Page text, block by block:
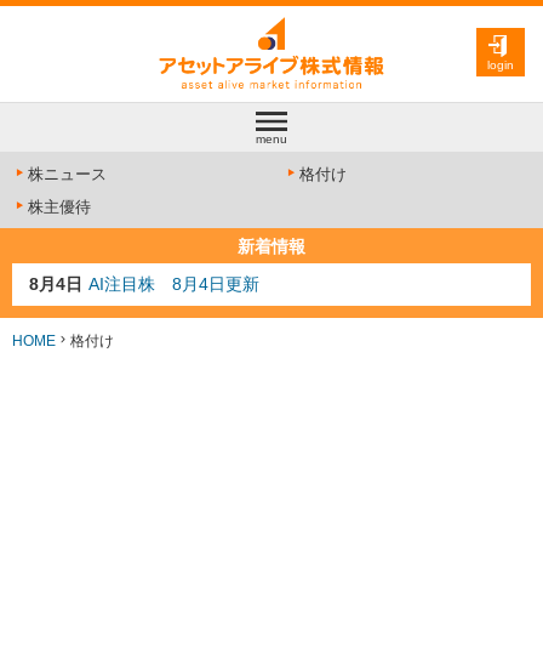
login
menu
株ニュース
格付け
株主優待
新着情報
8月4日 AI注目株 8月4日更新
8月3日 人気業種注目株 8月3日更新
8月2日 金融注目株 8月2日更新
HOME 格付け